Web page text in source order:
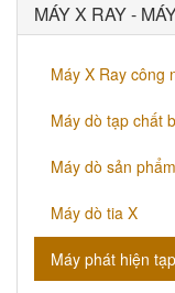
MÁY X RAY -
Máy X Ray công
Máy dò tạp chất
Máy dò sản
Máy dò tia X
Máy phát hiện